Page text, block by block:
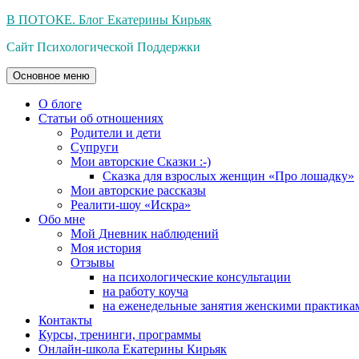
Перейти
содержимому
В ПОТОКЕ. Блог Екатерины Кирьяк
Сайт Психологической Поддержки
Основное меню
О блоге
Статьи об отношениях
Родители и дети
Супруги
Мои авторские Сказки :-)
Сказка для взрослых женщин «Про лошадку»
Мои авторские рассказы
Реалити-шоу «Искра»
Обо мне
Мой Дневник наблюдений
Моя история
Отзывы
на психологические консультации
на работу коуча
на еженедельные занятия женскими
Контакты
Курсы, тренинги, программы
Онлайн-школа Екатерины Кирьяк